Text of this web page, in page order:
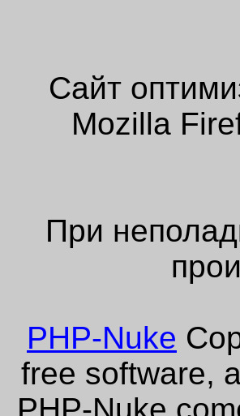
Сайт
Mozilla
При
PHP-Nuke
free software,